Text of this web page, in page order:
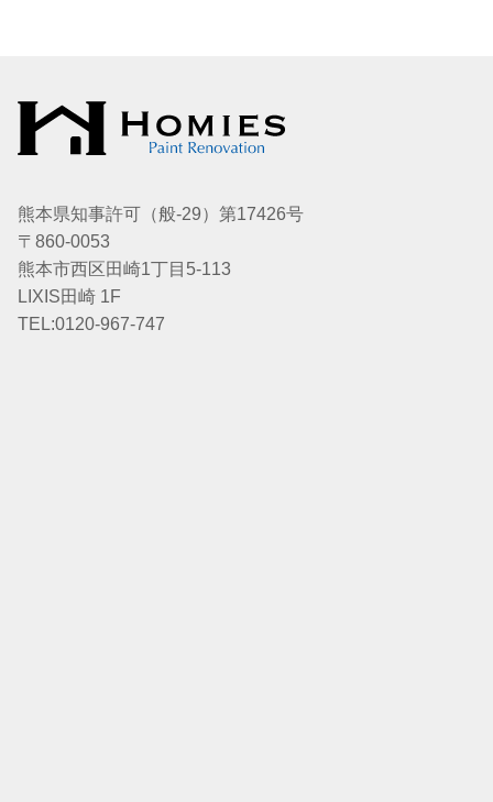
熊本県知事許可（般-29）第17426号
〒860-0053
熊本市西区田崎1丁目5-113
LIXIS田崎 1F
TEL:0120-967-747